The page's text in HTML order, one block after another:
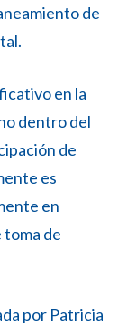
de
en la
dentro del
de
es
en
de
por Patricia